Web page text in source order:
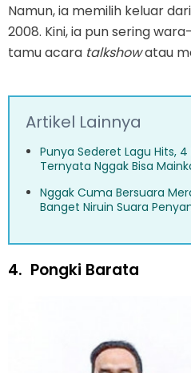
Namun, ia memilih keluar
2008. Kini, ia pun sering
tamu acara talkshowatau
Artikel Lainnya
Punya Sederet Lagu Hits,
Ternyata Nggak Bisa
Nggak Cuma Bersuara
Banget Niruin Suara
4. Pongki Barata